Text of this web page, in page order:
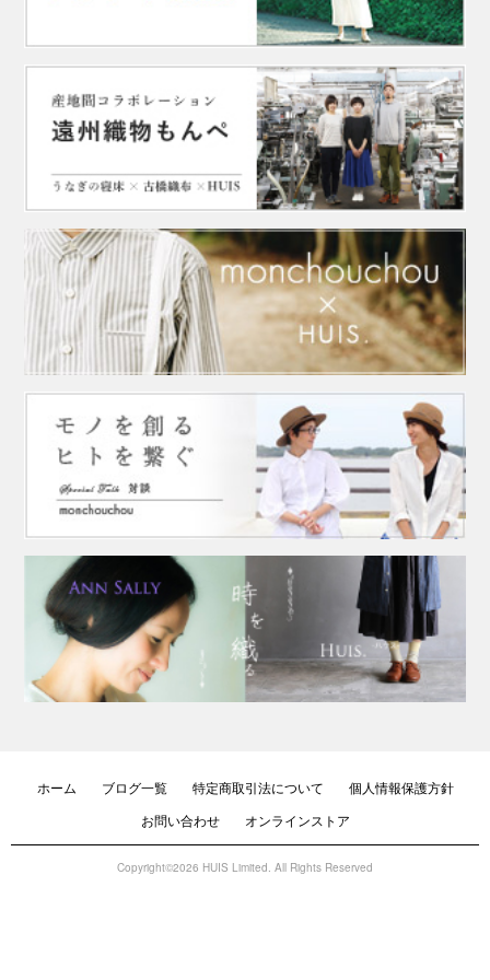
ホーム ブログ一覧 特定商取引法について
個人情報保護方針
お問い合わせ
オンラインストア
Copyright©2026 HUIS Limited. All Rights Reserved